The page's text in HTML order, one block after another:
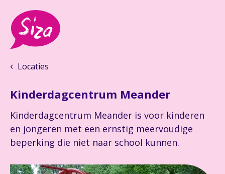
Locaties
Kinderdagcentrum Meander
Kinderdagcentrum Meander is voor kinderen
en jongeren met een ernstig meervoudige
beperking die niet naar school kunnen.